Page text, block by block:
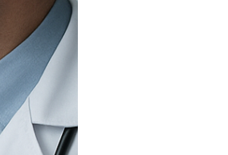
OBRAS SOCIALES
LABORATORIOS
ORTOPEDIAS